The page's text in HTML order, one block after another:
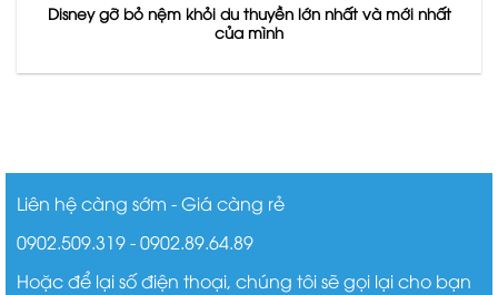
Disney gỡ bỏ nệm khỏi du thuyền lớn nhất và mới nhất
của mình
Liên hệ càng sớm - Giá càng rẻ
0902.509.319 - 0902.89.64.89
Hoặc để lại số điện thoại, chúng tôi sẽ gọi lại cho bạn